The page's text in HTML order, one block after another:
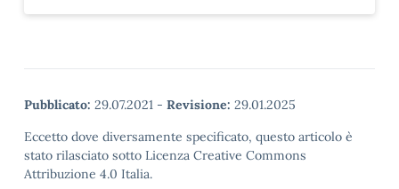
Pubblicato: 29.07.2021 - Revisione: 29.01.2025
Eccetto dove diversamente specificato, questo articolo è
stato rilasciato sotto Licenza Creative Commons
Attribuzione 4.0 Italia.